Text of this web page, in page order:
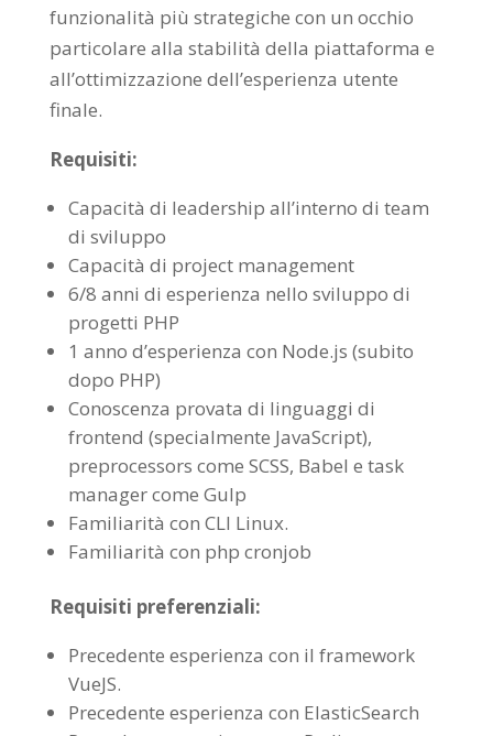
funzionalità più strategiche con un occhio
particolare alla stabilità della piattaforma e
all’ottimizzazione dell’esperienza utente
finale.
Requisiti:
Capacità di leadership all’interno di team
di sviluppo
Capacità di project management
6/8 anni di esperienza nello sviluppo di
progetti PHP
1 anno d’esperienza con Node.js (subito
dopo PHP)
Conoscenza provata di linguaggi di
frontend (specialmente JavaScript),
preprocessors come SCSS, Babel e task
manager come Gulp
Familiarità con CLI Linux.
Familiarità con php cronjob
Requisiti preferenziali:
Precedente esperienza con il framework
VueJS.
Precedente esperienza con ElasticSearch